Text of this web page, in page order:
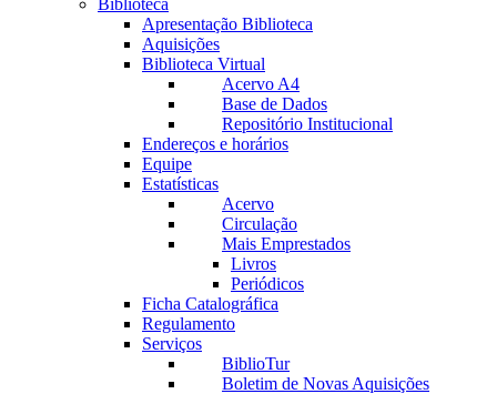
Biblioteca
Apresentação Biblioteca
Aquisições
Biblioteca Virtual
Acervo A4
Base de Dados
Repositório Institucional
Endereços e horários
Equipe
Estatísticas
Acervo
Circulação
Mais Emprestados
Livros
Periódicos
Ficha Catalográfica
Regulamento
Serviços
BiblioTur
Boletim de Novas Aquisições